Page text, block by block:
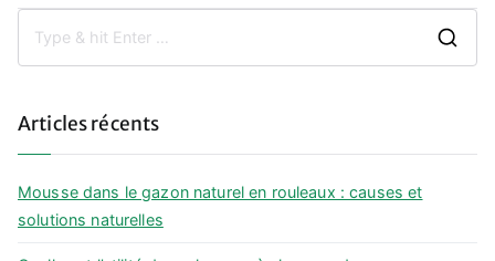
c
Articles récents
Mousse dans le gazon naturel en rouleaux : causes et
solutions naturelles